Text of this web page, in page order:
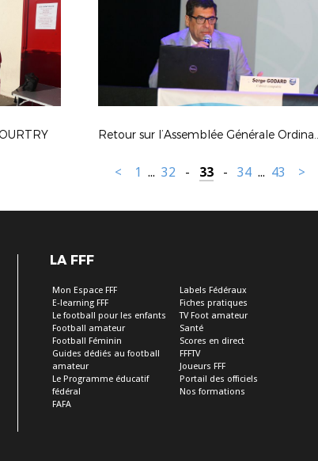
Retour sur
< 1 ... 32 - 33 - 34 ... 43 >
LA FFF
Mon Espace FFF
E-learning FFF
Le football pour les enfants
Football amateur
Football Féminin
Guides dédiés au football
amateur
Le Programme éducatif
fédéral
FAFA
Labels Fédéraux
Fiches pratiques
TV Foot amateur
Santé
Scores en direct
FFFTV
Joueurs FFF
Portail des officiels
Nos formations